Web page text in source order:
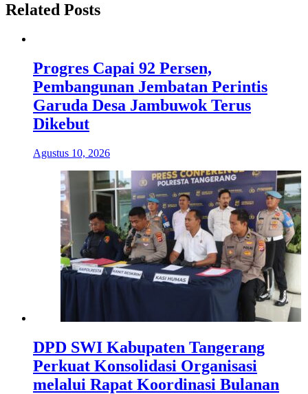
Related Posts
Progres Capai 92 Persen,
Pembangunan Jembatan Perintis
Garuda Desa Jambuwok Terus
Dikebut
Agustus 10, 2026
DPD SWI Kabupaten Tangerang
Perkuat Konsolidasi Organisasi
melalui Rapat Koordinasi Bulanan